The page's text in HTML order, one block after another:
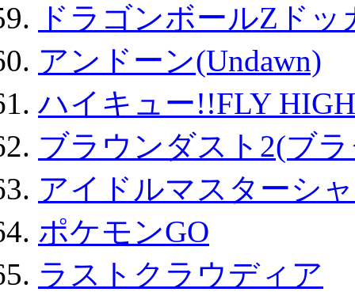
ドラゴンボールZド
アンドーン(Undawn)
ハイキュー!!FLY HIGH
ブラウンダスト2(ブ
アイドルマスターシ
ポケモンGO
ラストクラウディア